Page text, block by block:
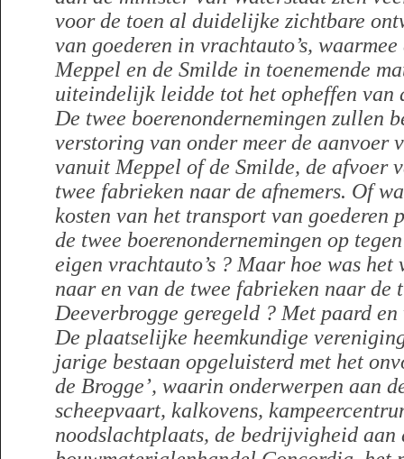
voor de toen al duidelijke zichtbare
van goederen in vrachtauto’s,
Meppel en de Smilde in toenemende
uiteindelijk leidde tot het opheffen
De twee boerenondernemingen zullen
verstoring van onder meer de aanvoer
vanuit Meppel of de Smilde, de afvoer
twee fabrieken naar de afnemers. Of
kosten van het transport van goederen
de twee boerenondernemingen op
eigen vrachtauto’s ? Maar hoe was het
naar en van de twee fabrieken naar de
Deeverbrogge geregeld ? Met paard en
De plaatselijke heemkundige
jarige bestaan opgeluisterd met het
de Brogge’, waarin onderwerpen aan
scheepvaart, kalkovens,
noodslachtplaats, de bedrijvigheid